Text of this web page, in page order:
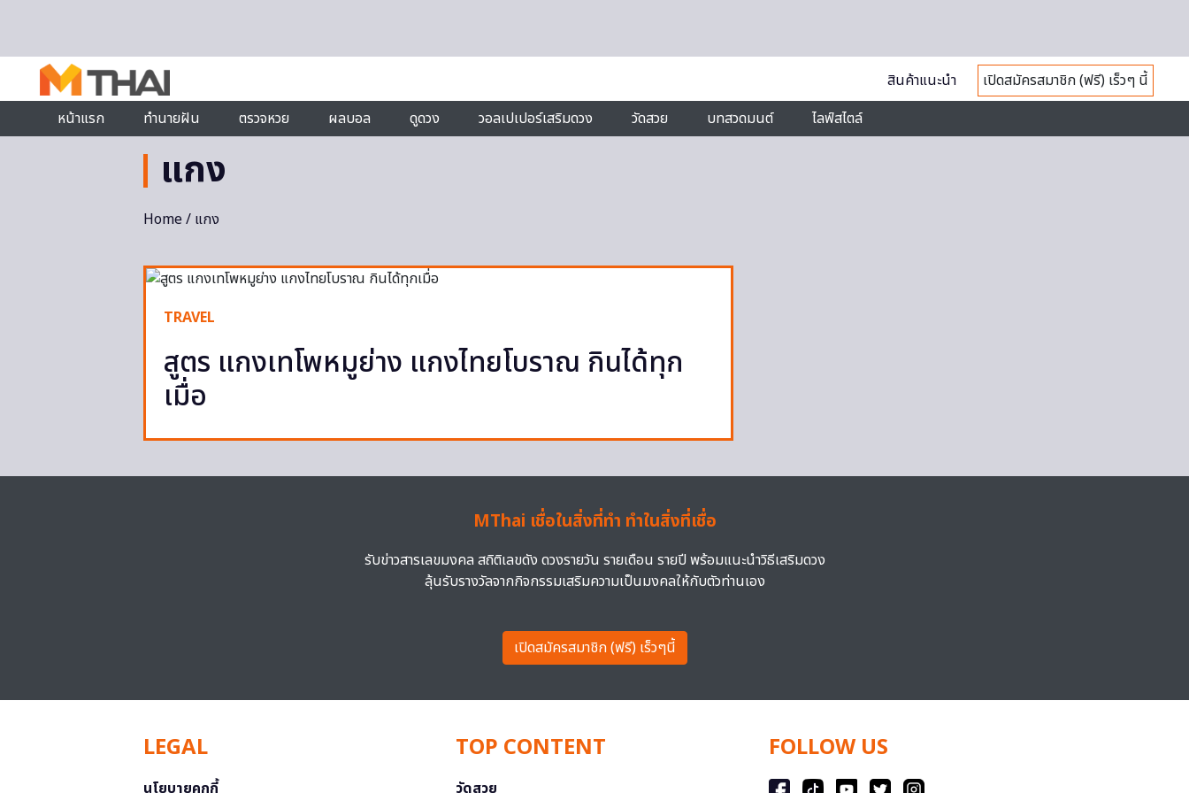
สินค้าแนะนำ
เปิดสมัครสมาชิก (ฟรี) เร็วๆ นี้
หน้าแรก
ทำนายฝัน ตรวจหวย ผลบอล ดูดวง วอลเปเปอร์เสริมดวง วัดสวย บทสวดมนต์ ไลฟ์สไตล์
แกง
Home/ แกง
TRAVEL
สูตร แกงเทโพหมูย่าง แกงไทยโบราณ กินได้ทุก
เมื่อ
MThai เชื่อในสิ่งที่ทำ ทำในสิ่งที่เชื่อ
รับข่าวสารเลขมงคล สถิติเลขดัง ดวงรายวัน รายเดือน รายปี พร้อมแนะนำวิธีเสริมดวง
ลุ้นรับรางวัลจากกิจกรรมเสริมความเป็นมงคลให้กับตัวท่านเอง
เปิดสมัครสมาชิก (ฟรี) เร็วๆนี้
LEGAL
นโยบายคุกกี้
TOP CONTENT
วัดสวย
FOLLOW US